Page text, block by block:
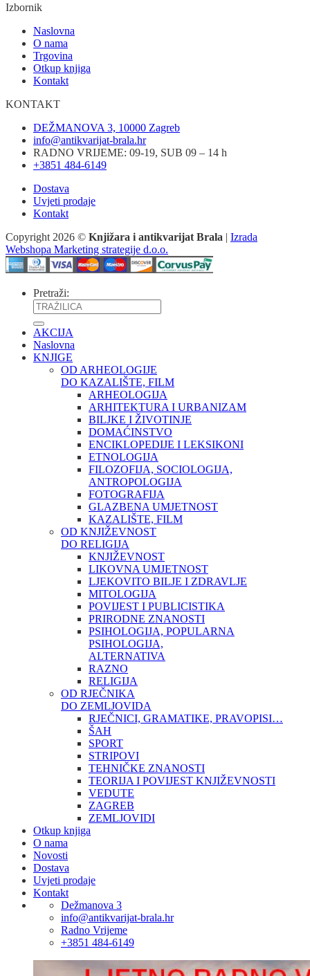
Izbornik
Naslovna
O nama
Trgovina
Otkup knjiga
Kontakt
KONTAKT
DEŽMANOVA 3, 10000 Zagreb
info@antikvarijat-brala.hr
RADNO VRIJEME: 09-19, SUB 09 – 14 h
+3851 484-6149
Dostava
Uvjeti prodaje
Kontakt
Copyright 2026 © Knjižara i antikvarijat Brala | Izrada
Webshopa Marketing strategije d.o.o.
Pretraži:
AKCIJA
Naslovna
KNJIGE
OD ARHEOLOGIJE
DO KAZALIŠTE, FILM
ARHEOLOGIJA
ARHITEKTURA I URBANIZAM
BILJKE I ŽIVOTINJE
DOMAĆINSTVO
ENCIKLOPEDIJE I LEKSIKONI
ETNOLOGIJA
FILOZOFIJA, SOCIOLOGIJA,
ANTROPOLOGIJA
FOTOGRAFIJA
GLAZBENA UMJETNOST
KAZALIŠTE, FILM
OD KNJIŽEVNOST
DO RELIGIJA
KNJIŽEVNOST
LIKOVNA UMJETNOST
LJEKOVITO BILJE I ZDRAVLJE
MITOLOGIJA
POVIJEST I PUBLICISTIKA
PRIRODNE ZNANOSTI
PSIHOLOGIJA, POPULARNA
PSIHOLOGIJA,
ALTERNATIVA
RAZNO
RELIGIJA
OD RJEČNIKA
DO ZEMLJOVIDA
RJEČNICI, GRAMATIKE, PRAVOPISI…
ŠAH
SPORT
STRIPOVI
TEHNIČKE ZNANOSTI
TEORIJA I POVIJEST KNJIŽEVNOSTI
VEDUTE
ZAGREB
ZEMLJOVIDI
Otkup knjiga
O nama
Novosti
Dostava
Uvjeti prodaje
Kontakt
Dežmanova 3
info@antikvarijat-brala.hr
Radno Vrijeme
+3851 484-6149